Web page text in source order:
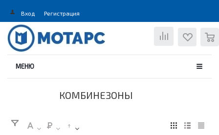
Вход Регистрация
МЕНЮ
КОМБИНЕЗОНЫ